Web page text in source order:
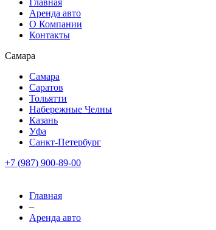
Главная
Аренда авто
О Компании
Контакты
Самара
Самара
Саратов
Тольятти
Набережные Челны
Казань
Уфа
Санкт-Петербург
+7 (987) 900-89-00
Главная
–
Аренда авто